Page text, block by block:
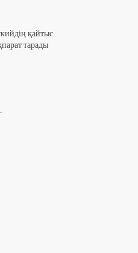
қайтыс
тарады